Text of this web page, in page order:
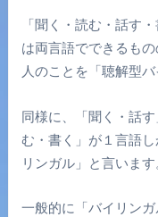
「聞く・読む・話す
は両言語でできるも
人のことを「聴解型
同様に、「聞く・話
む・書く」が１言語
リンガル」と言います
一般的に「バイリン